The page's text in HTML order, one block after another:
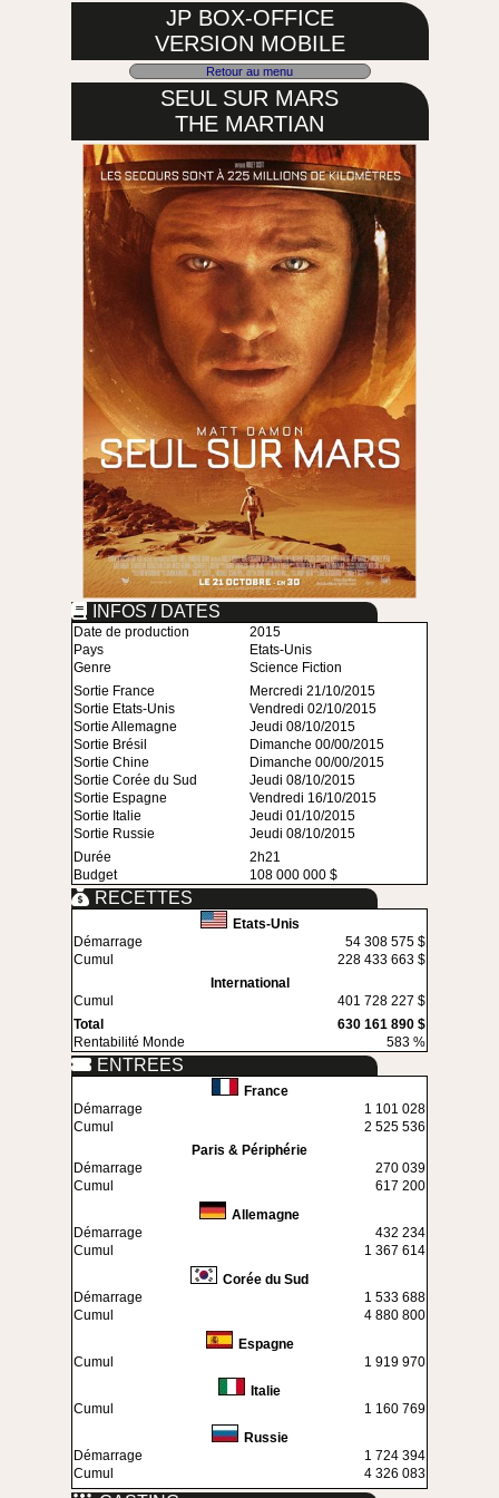
JP BOX-OFFICE
VERSION MOBILE
Retour au menu
SEUL SUR MARS
THE MARTIAN
INFOS / DATES
Date de production
2015
Pays
Etats-Unis
Genre
Science Fiction
Sortie France
Mercredi 21/10/2015
Sortie Etats-Unis
Vendredi 02/10/2015
Sortie Allemagne
Jeudi 08/10/2015
Sortie Brésil
Dimanche 00/00/2015
Sortie Chine
Dimanche 00/00/2015
Sortie Corée du Sud
Jeudi 08/10/2015
Sortie Espagne
Vendredi 16/10/2015
Sortie Italie
Jeudi 01/10/2015
Sortie Russie
Jeudi 08/10/2015
Durée
2h21
Budget
108 000 000 $
RECETTES
Etats-Unis
Démarrage
54 308 575 $
Cumul
228 433 663 $
International
Cumul
401 728 227 $
Total
630 161 890 $
Rentabilité Monde
583 %
ENTREES
France
Démarrage
1 101 028
Cumul
2 525 536
Paris & Périphérie
Démarrage
270 039
Cumul
617 200
Allemagne
Démarrage
432 234
Cumul
1 367 614
Corée du Sud
Démarrage
1 533 688
Cumul
4 880 800
Espagne
Cumul
1 919 970
Italie
Cumul
1 160 769
Russie
Démarrage
1 724 394
Cumul
4 326 083